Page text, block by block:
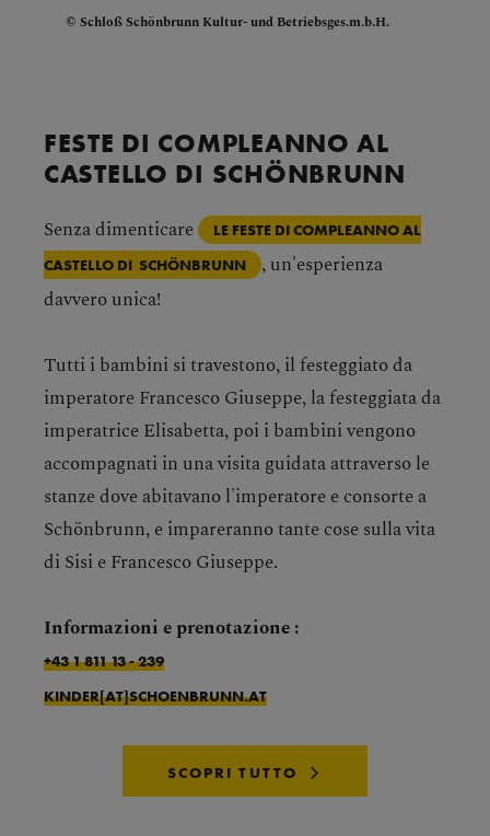
Schloß Schönbrunn Kultur- und Betriebsges.m.b.H.
FESTE DI COMPLEANNO AL
CASTELLO DI SCHÖNBRUNN
Senza dimenticare
LE FESTE DI COMPLEANNO AL
CASTELLO DI SCHÖNBRUNN
, un'esperienza
davvero unica!
Tutti i bambini si travestono, il festeggiato da
imperatore Francesco Giuseppe, la festeggiata da
imperatrice Elisabetta, poi i bambini vengono
accompagnati in una visita guidata attraverso le
stanze dove abitavano l'imperatore e consorte a
Schönbrunn, e impareranno tante cose sulla vita
di Sisi e Francesco Giuseppe.
Informazioni e prenotazione :
+43 1 811 13 - 239
KINDER[AT]SCHOENBRUNN.AT
SCOPRI TUTTO